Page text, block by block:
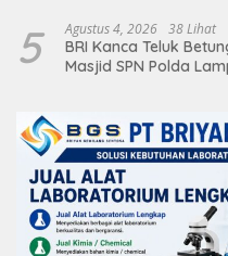
5 Agustus 4, 2026 38 Lihat
BRI Kanca Teluk
Masjid SPN Polda